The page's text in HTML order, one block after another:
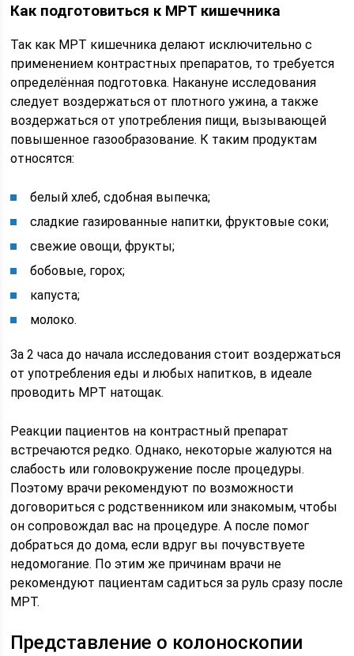
Как подготовиться к МРТ кишечника
Так как МРТ кишечника делают исключительно с
применением контрастных препаратов, то требуется
определённая подготовка. Накануне исследования
следует воздержаться от плотного ужина, а также
воздержаться от употребления пищи, вызывающей
повышенное газообразование. К таким продуктам
относятся:
белый хлеб, сдобная выпечка;
сладкие газированные напитки, фруктовые соки;
свежие овощи, фрукты;
бобовые, горох;
капуста;
молоко.
За 2 часа до начала исследования стоит воздержаться
от употребления еды и любых напитков, в идеале
проводить МРТ натощак.
Реакции пациентов на контрастный препарат
встречаются редко. Однако, некоторые жалуются на
слабость или головокружение после процедуры.
Поэтому врачи рекомендуют по возможности
договориться с родственником или знакомым, чтобы
он сопровождал вас на процедуре. А после помог
добраться до дома, если вдруг вы почувствуете
недомогание. По этим же причинам врачи не
рекомендуют пациентам садиться за руль сразу после
МРТ.
Представление о колоноскопии